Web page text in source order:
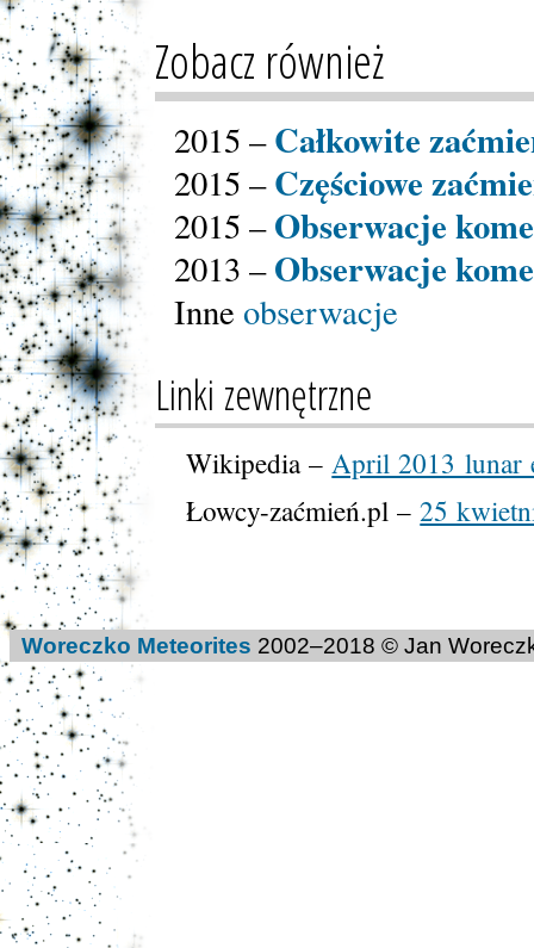
Zobacz również
2015 –Całkowite
2015 –Częściowe
2015 –Obserwacje
2013 –Obserwacje
Inne obserwacje
Linki zewnętrzne
Wikipedia –April 2013 lunar
Łowcy-zaćmień.pl –25
Woreczko Meteorites 2002–2018 © Jan